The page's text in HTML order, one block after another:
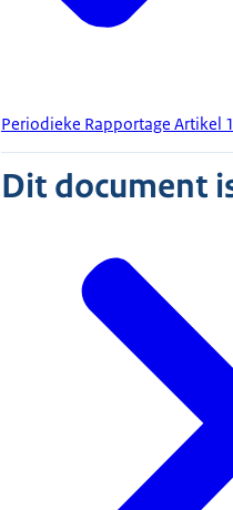
Periodieke Rapportage Artikel
Dit document